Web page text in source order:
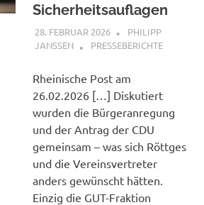
Sicherheitsauflagen
28. FEBRUAR 2026
PHILIPP
JANSSEN
PRESSEBERICHTE
Rheinische Post am
26.02.2026 […] Diskutiert
wurden die Bürgeranregung
und der Antrag der CDU
gemeinsam – was sich Röttges
und die Vereinsvertreter
anders gewünscht hätten.
Einzig die GUT-Fraktion